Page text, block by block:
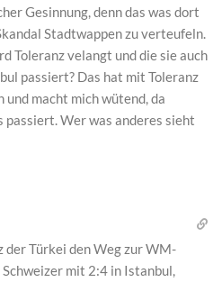
Gesinnung, denn das was dort
Stadtwappen zu verteufeln.
Toleranz velangt und die sie auch
passiert? Das hat mit Toleranz
macht mich wütend, da
Wer was anderes sieht
Türkei den Weg zur WM-
mit 2:4 in Istanbul,